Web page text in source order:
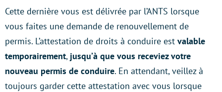
Cette dernière vous est délivrée par l’ANTS lorsque
vous faites une demande de renouvellement de
permis. L’attestation de droits à conduire est valable
temporairement, jusqu’à que vous receviez votre
nouveau permis de conduire. En attendant, veillez à
toujours garder cette attestation avec vous lorsque